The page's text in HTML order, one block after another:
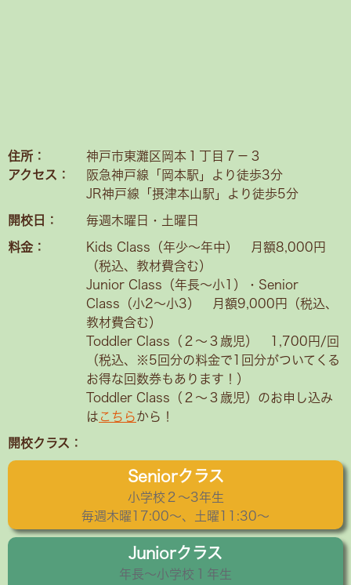
住所：
アクセス：
神戸市東灘区岡本１丁目７－３
阪急神戸線「岡本駅」より徒歩3分
JR神戸線「摂津本山駅」より徒歩5分
開校日： 毎週木曜日・土曜日
料金：
Kids Class（年少〜年中） 月額8,000円
（税込、教材費含む）
Junior Class（年長～小1）・Senior
Class（小2〜小3） 月額9,000円（税込、
教材費含む）
Toddler Class（２〜３歳児） 1,700円/回
（税込、※5回分の料金で1回分がついてくる
お得な回数券もあります！）
Toddler Class（２〜３歳児）のお申し込み
は こちらから！
開校クラス：
Seniorクラス
小学校２〜3年生
毎週木曜17:00～、土曜11:30～
Juniorクラス
年長〜小学校１年生